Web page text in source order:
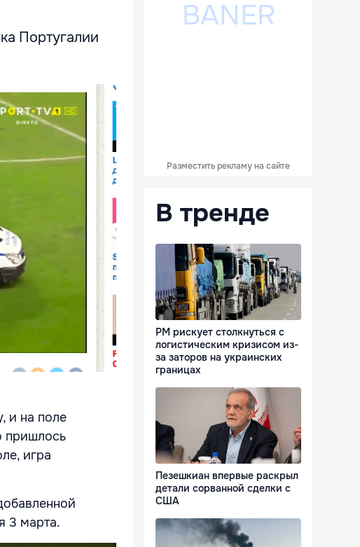
Португалии
и на поле
пришлось
игра
3 марта.
Разместить рекламу на сайте
В тренде
РМ рискует столкнуться с
логистическим кризисом из-
за заторов на украинских
границах
Пезешкиан впервые раскрыл
детали сорванной сделки с
США